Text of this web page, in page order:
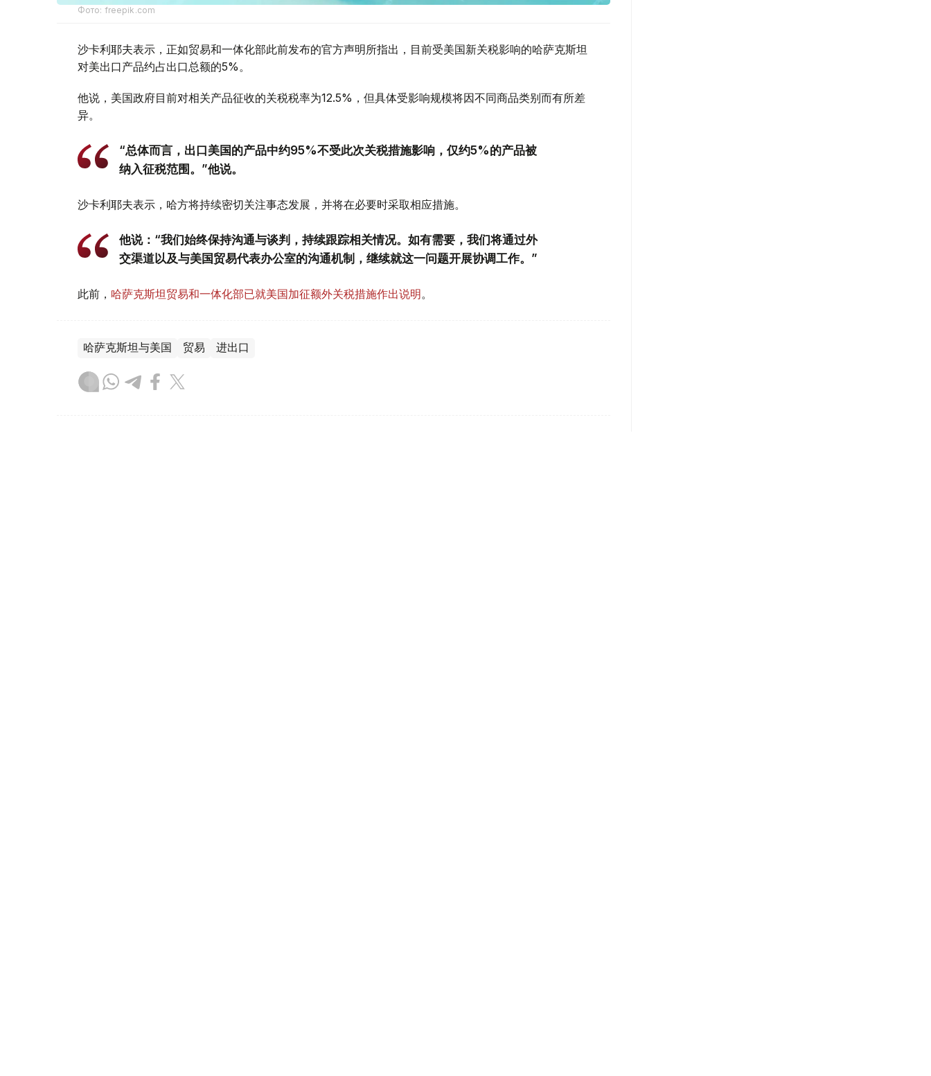
Фото: freepik.com
沙卡利耶夫表示，正如贸易和一体化部此前发布的官方声明所指出，目前受美国新关税影响的哈萨克斯坦
对美出口产品约占出口总额的5%。
他说，美国政府目前对相关产品征收的关税税率为12.5%，但具体受影响规模将因不同商品类别而有所差
异。
“总体而言，出口美国的产品中约95%不受此次关税措施影响，仅约5%的产品被
纳入征税范围。”他说。
沙卡利耶夫表示，哈方将持续密切关注事态发展，并将在必要时采取相应措施。
他说：“我们始终保持沟通与谈判，持续跟踪相关情况。如有需要，我们将通过外
交渠道以及与美国贸易代表办公室的沟通机制，继续就这一问题开展协调工作。”
此前， 哈萨克斯坦贸易和一体化部已就美国加征额外关税措施作出说明。
哈萨克斯坦与美国 贸易 进出口